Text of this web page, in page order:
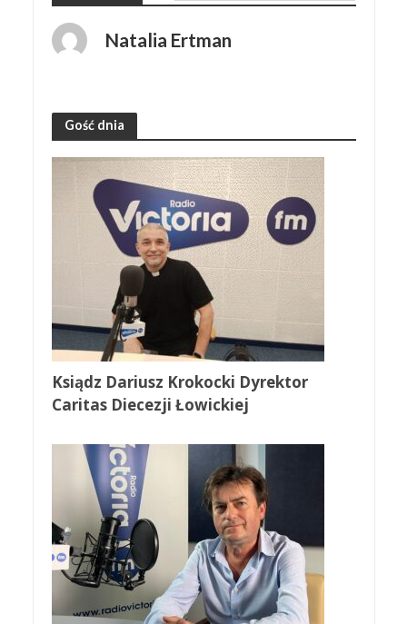
Natalia Ertman
Gość dnia
Ksiądz Dariusz Krokocki Dyrektor
Caritas Diecezji Łowickiej